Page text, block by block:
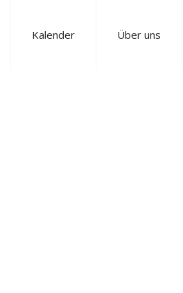
Kalender Über uns